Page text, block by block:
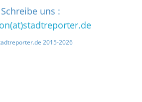
Schreibe uns :
2015-2026